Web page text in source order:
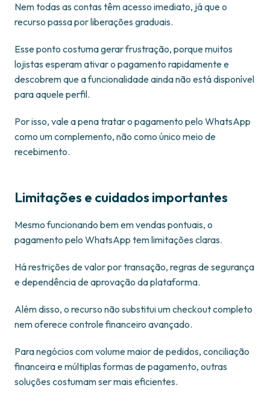
Nem todas as contas têm acesso imediato, já que o
recurso passa por liberações graduais.
Esse ponto costuma gerar frustração, porque muitos
lojistas esperam ativar o pagamento rapidamente e
descobrem que a funcionalidade ainda não está disponível
para aquele perfil.
Por isso, vale a pena tratar o pagamento pelo WhatsApp
como um complemento, não como único meio de
recebimento.
Limitações e cuidados importantes
Mesmo funcionando bem em vendas pontuais, o
pagamento pelo WhatsApp tem limitações claras.
Há restrições de valor por transação, regras de segurança
e dependência de aprovação da plataforma.
Além disso, o recurso não substitui um checkout completo
nem oferece controle financeiro avançado.
Para negócios com volume maior de pedidos, conciliação
financeira e múltiplas formas de pagamento, outras
soluções costumam ser mais eficientes.